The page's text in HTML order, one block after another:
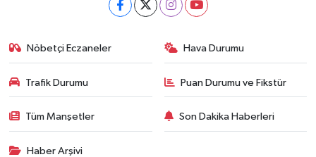
Nöbetçi Eczaneler Hava Durumu
Trafik Durumu Puan Durumu ve Fikstür
Tüm Manşetler Son Dakika Haberleri
Haber Arşivi